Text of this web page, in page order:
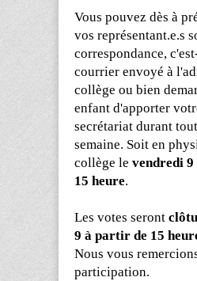
Vous pouvez dès à
vos représentant.e.s
correspondance,
courrier envoyé à
collège ou bien
enfant d'apporter
secrétariat durant
semaine. Soit en
collège le vendredi 9
15 heure.
Les votes seront
9 à partir de 15
Nous vous
participation.